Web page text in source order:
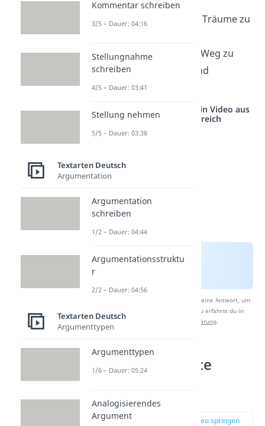
Ich bin fähig, meine Träume zu
Ich bin auf meinem Weg zu
innerer Erfüllung und
Zufriedenheit.
Studyflix vernetzt: Hier ein Video aus
einem anderen Bereich
Nach Beantwortung speichern wir deine Antwort, um
Studyflix zu verbessern. Mehr dazu erfährst du in
Datenschutzerklärung.
Wie du schlechte
bekämpfst
zur Stelle im Video springen
Kommentar schreiben
3/5 – Dauer: 04:16
Stellungnahme
schreiben
4/5 – Dauer: 03:41
Stellung nehmen
5/5 – Dauer: 03:38
Textarten Deutsch
Argumentation
Argumentation
schreiben
1/2 – Dauer: 04:44
Argumentationsstruktu
r
2/2 – Dauer: 04:56
Textarten Deutsch
Argumenttypen
Argumenttypen
1/6 – Dauer: 05:24
Analogisierendes
Argument